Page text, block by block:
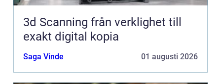
3d Scanning från verklighet till
exakt digital kopia
Saga Vinde 01 augusti 2026